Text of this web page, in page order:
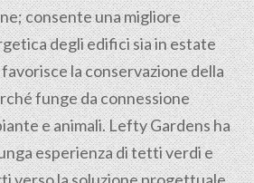
consente una migliore
degli edifici sia in estate
la conservazione della
funge da connessione
e animali. Lefty Gardens ha
esperienza di tetti verdi e